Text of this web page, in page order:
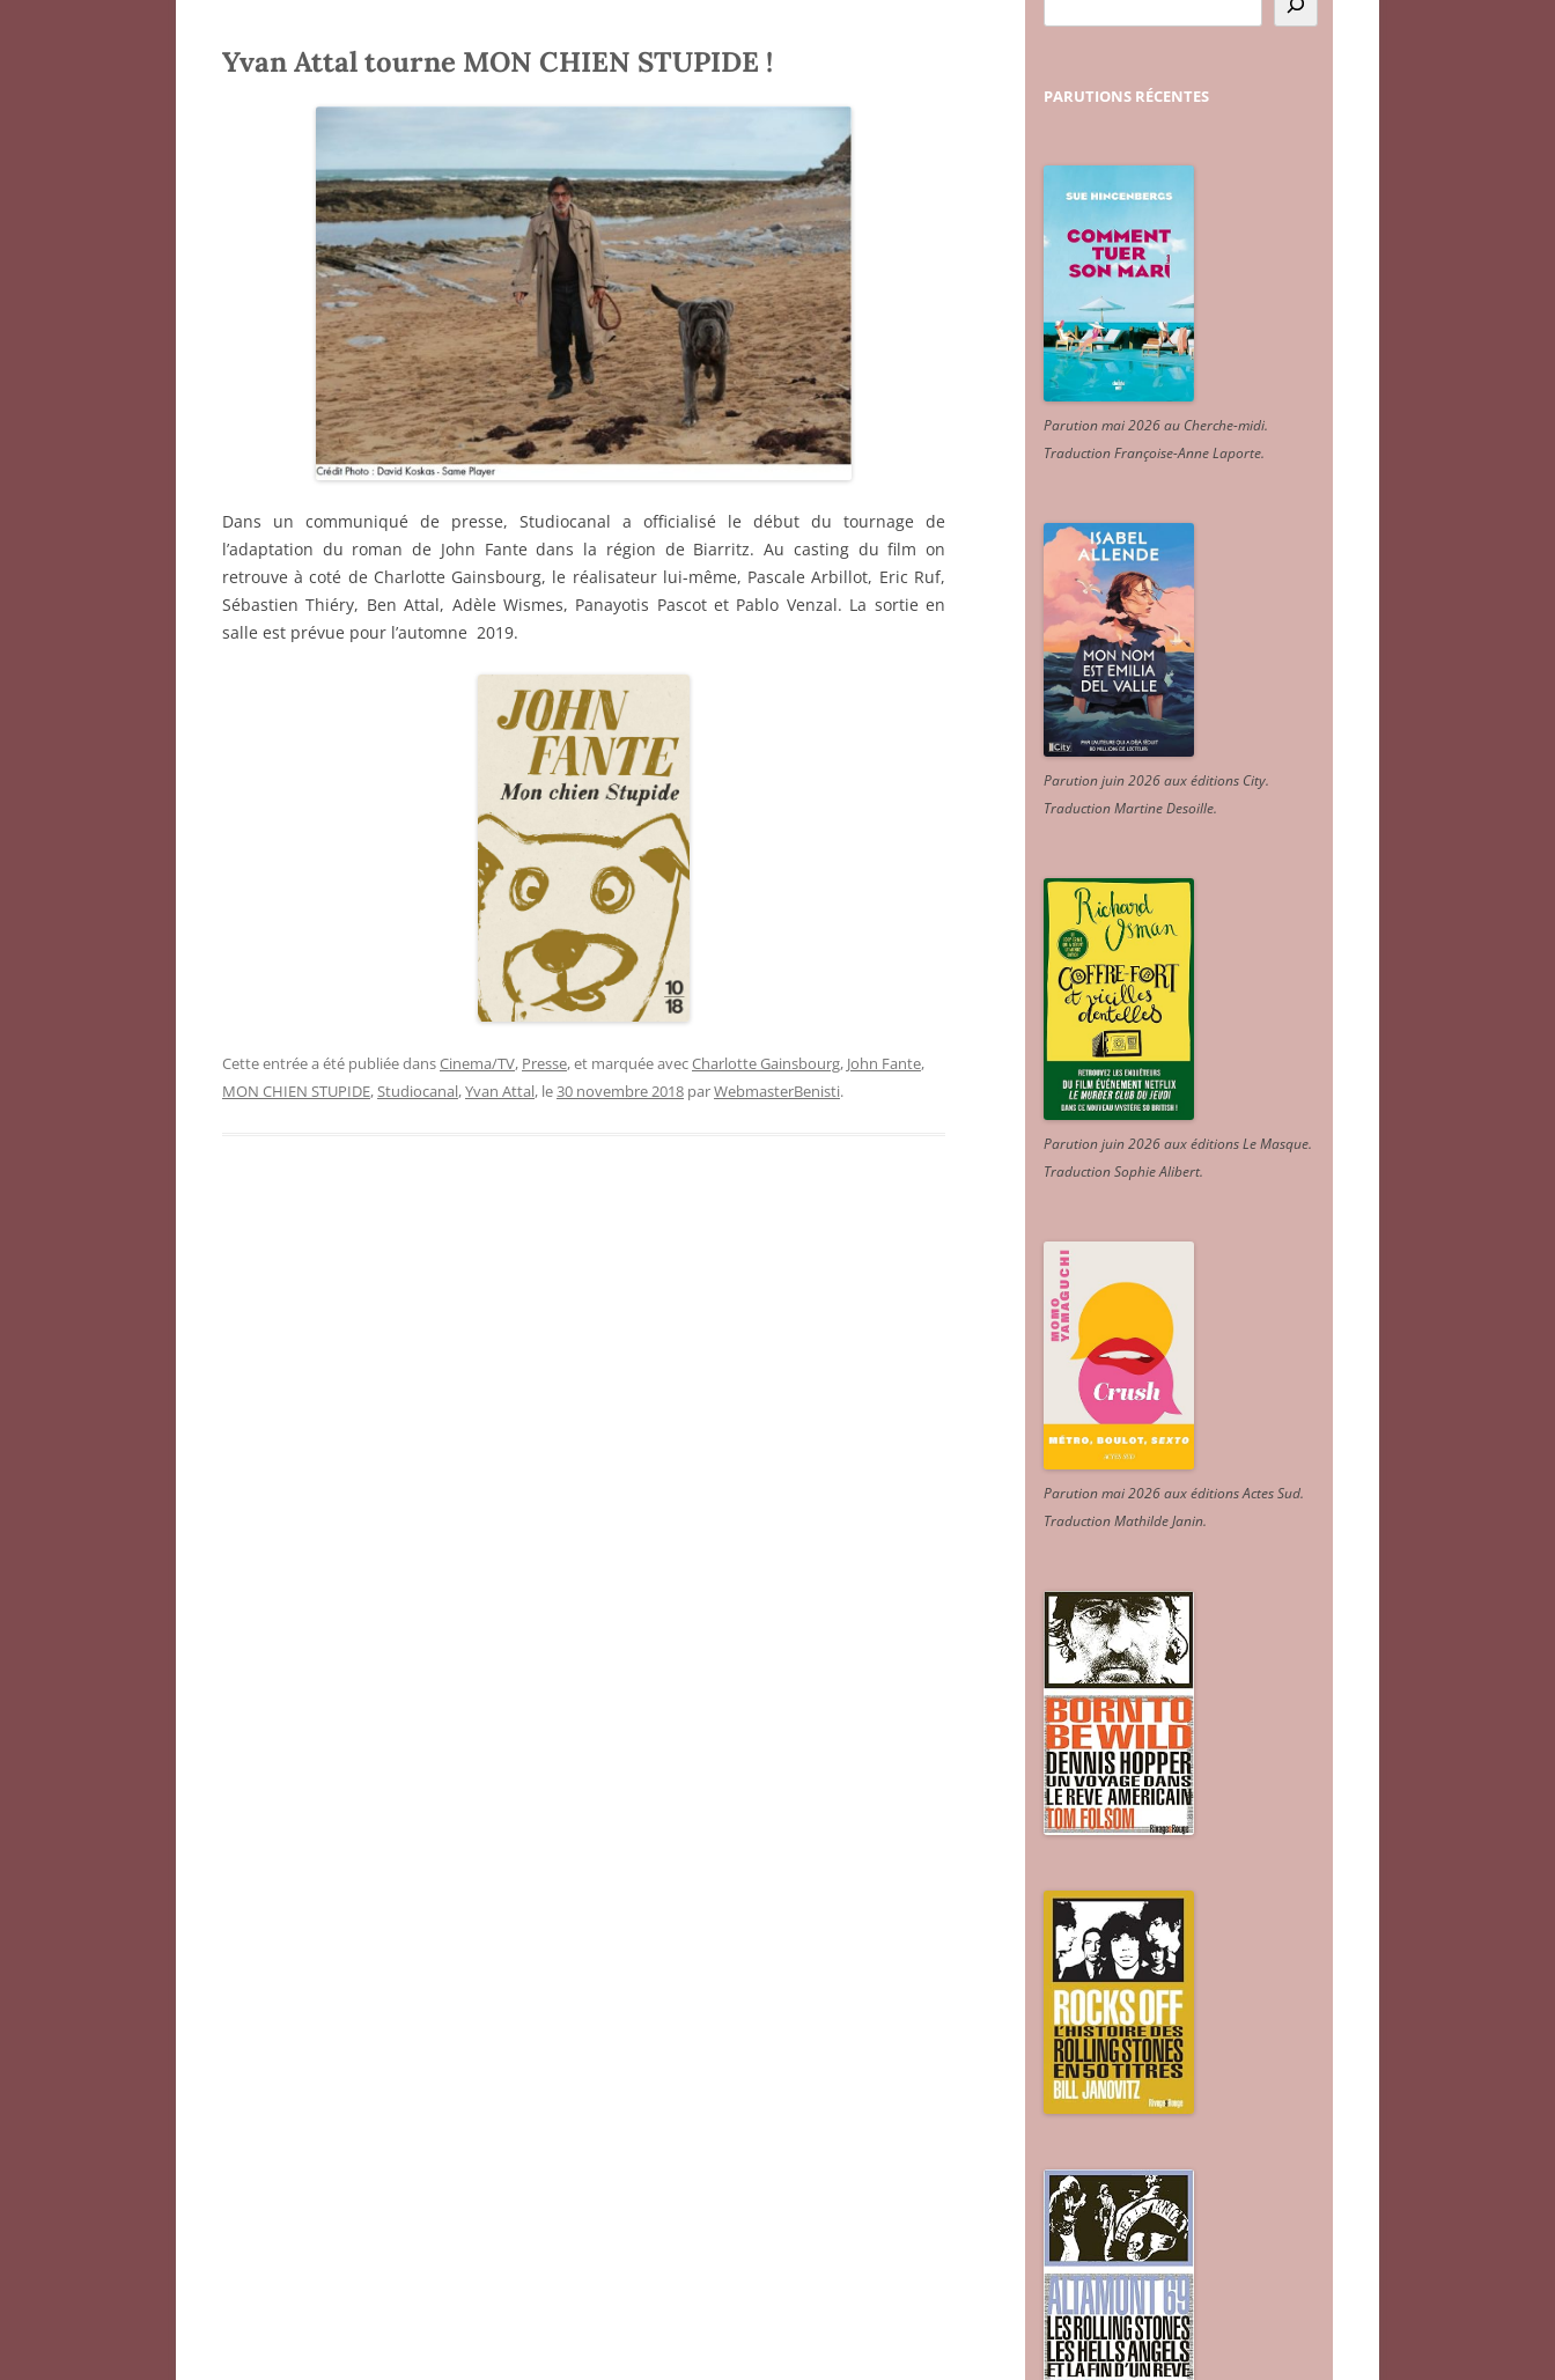
Yvan Attal tourne MON CHIEN STUPIDE !
Dans un communiqué de presse, Studiocanal a officialisé le début du tournage de
l’adaptation du roman de John Fante dans la région de Biarritz. Au casting du film on
retrouve à coté de Charlotte Gainsbourg, le réalisateur lui-même, Pascale Arbillot, Eric Ruf,
Sébastien Thiéry, Ben Attal, Adèle Wismes, Panayotis Pascot et Pablo Venzal. La sortie en
salle est prévue pour l’automne 2019.
Cette entrée a été publiée dansCinema/TV, Presse, et marquée avecCharlotte Gainsbourg, John Fante,
MON CHIEN STUPIDE, Studiocanal,Yvan Attal, le30 novembre 2018 parWebmasterBenisti.
PARUTIONS RÉCENTES
Parution mai 2026 au Cherche-midi.
Traduction Françoise-Anne Laporte.
Parution juin 2026 aux éditions City.
Traduction Martine Desoille.
Parution juin 2026 aux éditions Le Masque.
Traduction Sophie Alibert.
Parution mai 2026 aux éditions Actes Sud.
Traduction Mathilde Janin.